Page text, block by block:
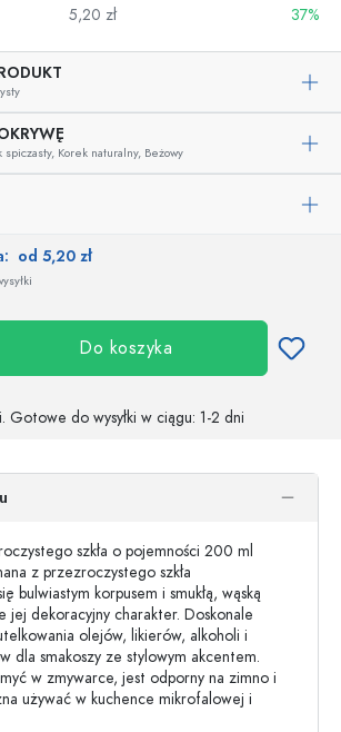
5,20 zł 37%
spiczasty, Korek naturalny, Beżowy
od 5,20 zł
Do koszyka
Gotowe do wysyłki w ciągu: 1-2 dni
szkła o pojemności 200 ml
z przezroczystego szkła
bulwiastym korpusem i smukłą, wąską
jej dekoracyjny charakter. Doskonale
olejów, likierów, alkoholi i
dla smakoszy ze stylowym akcentem.
w zmywarce, jest odporny na zimno i
używać w kuchence mikrofalowej i